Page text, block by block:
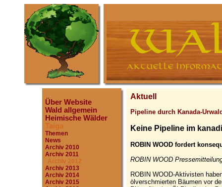
Über Website
Wald allgemein
Heimische Wälder
Taiga
Themen
News
Archiv 2010
Archiv 2011
Archiv 2012
Archiv 2013
Archiv 2014
Archiv 2015
Aktuell
Pipeline durch Kanada-
Keine Pipeline im
ROBIN WOOD fordert
ROBIN WOOD
ROBIN WOOD-Aktivisten
ölverschmierten Bäumen vor